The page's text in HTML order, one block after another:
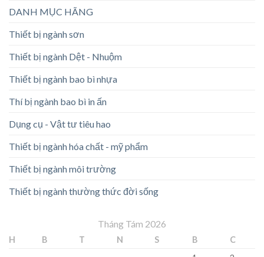
DANH MỤC HÃNG
Thiết bị ngành sơn
Thiết bị ngành Dệt - Nhuộm
Thiết bị ngành bao bì nhựa
Thí bị ngành bao bì in ấn
Dụng cụ - Vật tư tiêu hao
Thiết bị ngành hóa chất - mỹ phẩm
Thiết bị ngành môi trường
Thiết bị ngành thường thức đời sống
Tháng Tám 2026
H B T N S B
C